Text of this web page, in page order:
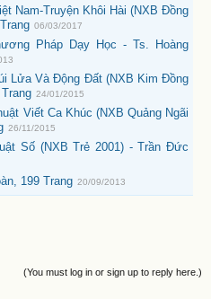
Nam-Truyện Khôi Hài (NXB Đồng
06/03/2017
Pháp Dạy Học - Ts. Hoàng
Lửa Và Động Đất (NXB Kim Đồng
24/01/2015
Viết Ca Khúc (NXB Quảng Ngãi
26/11/2015
Số (NXB Trẻ 2001) - Trần Đức
199 Trang 20/09/2013
(You must log in or sign up to reply here.)